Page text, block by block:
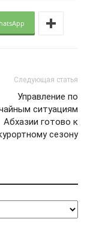
Следующая статья
Управление по
ситуациям
Абхазии готово к
сезону